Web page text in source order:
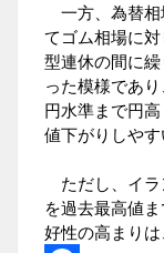
一方、為替相
てゴム相場に
型連休の間に
った模様であ
円水準まで円
値下がりしやす
ただし、イラ
を過去最高値
好性の高まりは